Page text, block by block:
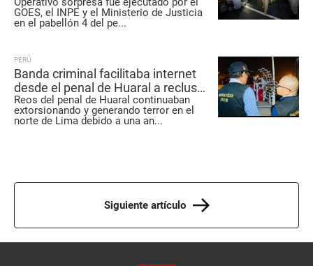
televisores durante operativo
GOES, el INPE y el Ministerio de Justicia
en el pabellón 4 del pe...
PERÚ
Banda criminal facilitaba internet
desde el penal de Huaral a reclusos
de otros centros penitenciarios
Reos del penal de Huaral continuaban
extorsionando y generando terror en el
norte de Lima debido a una an...
Siguiente artículo